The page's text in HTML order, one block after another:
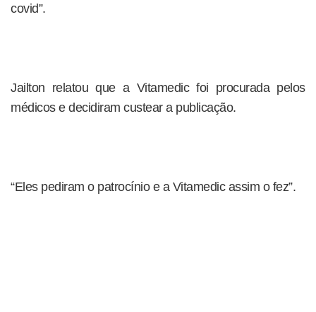
covid”.
Jailton relatou que a Vitamedic foi procurada pelos
médicos e decidiram custear a publicação.
“Eles pediram o patrocínio e a Vitamedic assim o fez”.